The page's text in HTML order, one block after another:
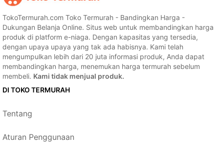
TokoTermurah.com Toko Termurah - Bandingkan Harga -
Dukungan Belanja Online. Situs web untuk membandingkan harga
produk di platform e-niaga. Dengan kapasitas yang tersedia,
dengan upaya upaya yang tak ada habisnya. Kami telah
mengumpulkan lebih dari 20 juta informasi produk, Anda dapat
membandingkan harga, menemukan harga termurah sebelum
membeli. Kami tidak menjual produk.
DI TOKO TERMURAH
Tentang
Aturan Penggunaan